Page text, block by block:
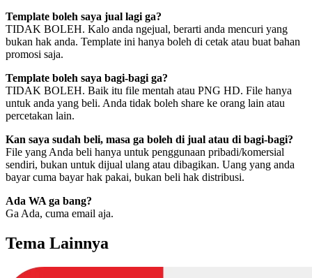
Template boleh saya jual lagi ga?
TIDAK BOLEH. Kalo anda ngejual, berarti anda mencuri yang
bukan hak anda. Template ini hanya boleh di cetak atau buat bahan
promosi saja.
Template boleh saya bagi-bagi ga?
TIDAK BOLEH. Baik itu file mentah atau PNG HD. File hanya
untuk anda yang beli. Anda tidak boleh share ke orang lain atau
percetakan lain.
Kan saya sudah beli, masa ga boleh di jual atau di bagi-bagi?
File yang Anda beli hanya untuk penggunaan pribadi/komersial
sendiri, bukan untuk dijual ulang atau dibagikan. Uang yang anda
bayar cuma bayar hak pakai, bukan beli hak distribusi.
Ada WA ga bang?
Ga Ada, cuma email aja.
Tema Lainnya